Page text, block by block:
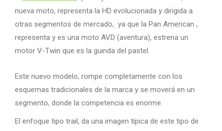
nueva moto, representa la HD evolucionada y dirigida a
otras segmentos de mercado, ya que la Pan American ,
representa y es una moto AVD (aventura), estrena un
motor V-Twin que es la guinda del pastel.
Este nuevo modelo, rompe completamente con los
esquemas tradicionales de la marca y se moverá en un
segmento, donde la competencia es enorme.
El enfoque tipo trail, da una imagen típica de este tipo de